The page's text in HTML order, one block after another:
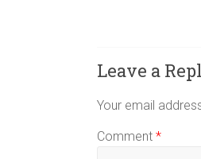
Leave a
Your email
Comment *